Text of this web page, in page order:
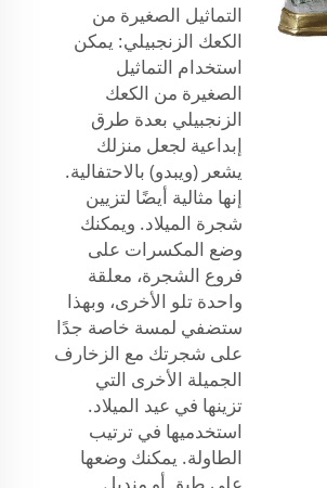
التماثيل الصغيرة من
الكعك الزنجبيلي: يمكن
استخدام التماثيل
الصغيرة من الكعك
الزنجبيلي بعدة طرق
إبداعية لجعل منزلك
يشعر (ويبدو) بالاحتفالية.
إنها مثالية أيضًا لتزيين
شجرة الميلاد. ويمكنك
وضع المكسرات على
فروع الشجرة، معلقة
واحدة تلو الأخرى، وبهذا
ستضفي لمسة خاصة جدًا
على شجرتك مع الزخارف
الجميلة الأخرى التي
تزينها في عيد الميلاد.
استخدميها في ترتيب
الطاولة. يمكنك وضعها